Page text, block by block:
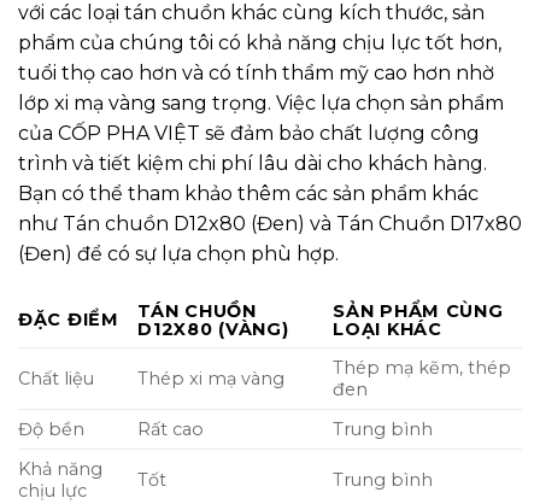
với các loại tán chuồn khác cùng kích thước, sản
phẩm của chúng tôi có khả năng chịu lực tốt hơn,
tuổi thọ cao hơn và có tính thẩm mỹ cao hơn nhờ
lớp xi mạ vàng sang trọng. Việc lựa chọn sản phẩm
của CỐP PHA VIỆT sẽ đảm bảo chất lượng công
trình và tiết kiệm chi phí lâu dài cho khách hàng.
Bạn có thể tham khảo thêm các sản phẩm khác
như Tán chuồn D12x80 (Đen) và Tán Chuồn D17x80
(Đen) để có sự lựa chọn phù hợp.
ĐẶC ĐIỂM
TÁN CHUỒN
D12X80 (VÀNG)
SẢN PHẨM CÙNG
LOẠI KHÁC
Chất liệu Thép xi mạ vàng
Thép mạ kẽm, thép
đen
Độ bền
Rất cao
Trung bình
Khả năng
chịu lực
Tốt Trung bình